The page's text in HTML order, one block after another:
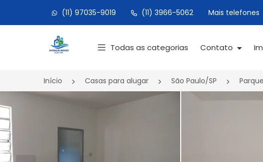
(11) 97035-9019 (11) 3966-5062 Mais telefones
Página inicial
Todas as categorias Contato
Início Casas para alugar São Paulo/SP